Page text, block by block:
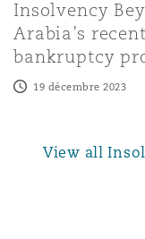
Insolvency
Arabia’s
bankruptcy
19 décembre 2023
View all